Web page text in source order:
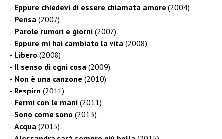
Eppure chiedevi di essere chiamata amore (2004)
Pensa (2007)
Parole rumori e giorni (2007)
Eppure mi hai cambiato la vita (2008)
Libero (2008)
Il senso di ogni cosa (2009)
Non è una canzone (2010)
Respiro (2011)
Fermi con le mani (2011)
Sono come sono (2013)
Acqua (2015)